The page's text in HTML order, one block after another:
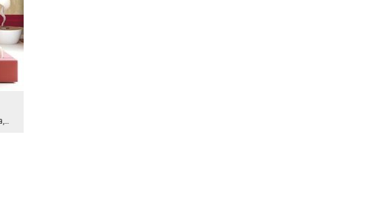
Na prvním plánu se nám ukazuje nesmělá jdoucí gejša, která napovídá, že je horko, jelikož se chla...